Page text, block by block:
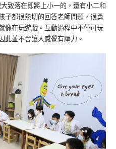
致落在即將上小一的，還有小二和
子都很熱切的回答老師問題，很勇
像在玩遊戲。互動過程中不僅可玩
此並不會讓人感覺有壓力。